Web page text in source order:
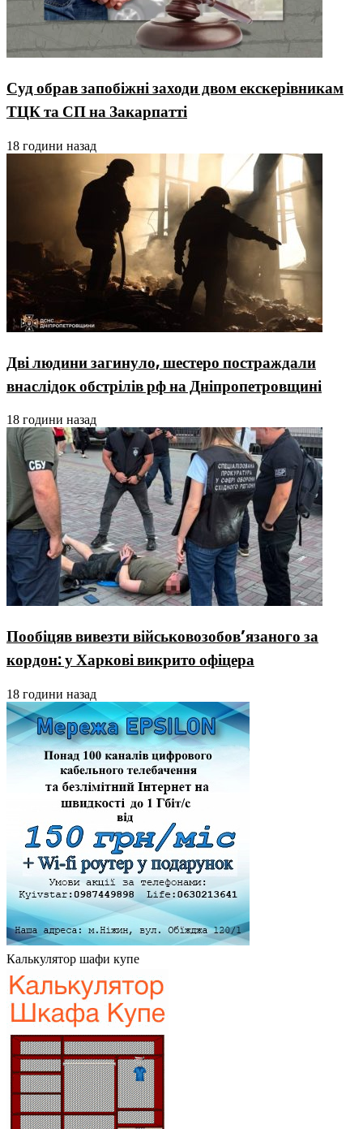
Суд обрав запобіжні заходи двом екскерівникам
ТЦК та СП на Закарпатті
18 години назад
Дві людини загинуло, шестеро постраждали
внаслідок обстрілів рф на Дніпропетровщині
18 години назад
Пообіцяв вивезти військовозобов’язаного за
кордон: у Харкові викрито офіцера
18 години назад
Калькулятор шафи купе